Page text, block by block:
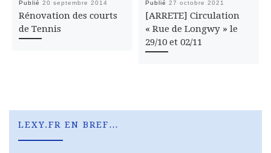
Publié 20 septembre 2014
Rénovation des courts
de Tennis
Publié 27 octobre 2021
[ARRETE] Circulation
« Rue de Longwy » le
29/10 et 02/11
LEXY.FR EN BREF…